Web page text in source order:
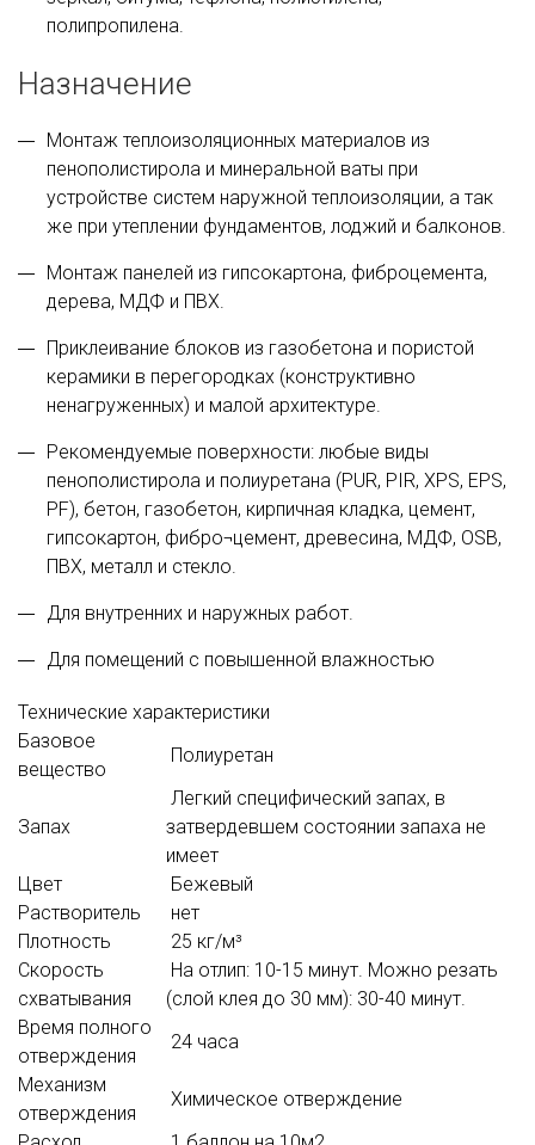
полипропилена.
Назначение
Монтаж теплоизоляционных материалов из
пенополистирола и минеральной ваты при
устройстве систем наружной теплоизоляции, а так
же при утеплении фундаментов, лоджий и балконов.
Монтаж панелей из гипсокартона, фиброцемента,
дерева, МДФ и ПВХ.
Приклеивание блоков из газобетона и пористой
керамики в перегородках (конструктивно
ненагруженных) и малой архитектуре.
Рекомендуемые поверхности: любые виды
пенополистирола и полиуретана (PUR, PIR, XPS, EPS,
PF), бетон, газобетон, кирпичная кладка, цемент,
гипсокартон, фибро¬цемент, древесина, МДФ, OSB,
ПВХ, металл и стекло.
Для внутренних и наружных работ.
Для помещений с повышенной влажностью
Технические характеристики
Базовое
вещество
Полиуретан
Запах
Легкий специфический запах, в
затвердевшем состоянии запаха не
имеет
Цвет
Бежевый
Растворитель
нет
Плотность
25 кг/м³
Скорость
схватывания
На отлип: 10-15 минут. Можно резать
(слой клея до 30 мм): 30-40 минут.
Время полного
отверждения
24 часа
Механизм
отверждения
Химическое отверждение